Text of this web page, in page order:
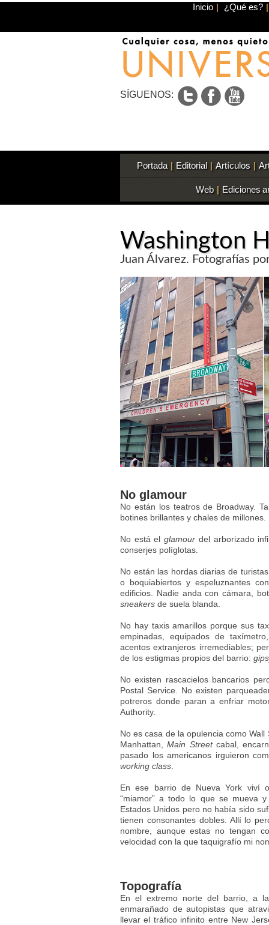
Inicio | ¿Qué es? |
SÍGUENOS:
Portada | Editorial | Artículos |
Web | Ediciones
Washington
Juan Álvarez. Fotografías
No glamour
No están los teatros de Broadway.
botines brillantes y chales de millones.
No está elglamour del arborizado
conserjes políglotas.
No están las hordas diarias de
o boquiabiertos y espeluznantes
edificios. Nadie anda con cámara,
sneakers de suela blanda.
No hay taxis amarillos porque sus
empinadas, equipados de
acentos extranjeros irremediables;
de los estigmas propios del barrio:
No existen rascacielos bancarios
Postal Service. No existen
potreros donde paran a enfriar
Authority.
No es casa de la opulencia como
Manhattan,Main Streetcabal,
pasado los americanos irguieron
working class
En ese barrio de Nueva York viví
“miamor” a todo lo que se mueva
Estados Unidos pero no había sido
tienen consonantes dobles. Allí lo
nombre, aunque estas no tengan
velocidad con la que taquigrafío mi
Topografía
En el extremo norte del barrio, a
enmarañado de autopistas que
llevar el tráfico infinito entre New